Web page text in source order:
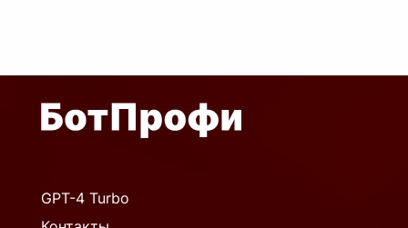
GPT-4 Turbo